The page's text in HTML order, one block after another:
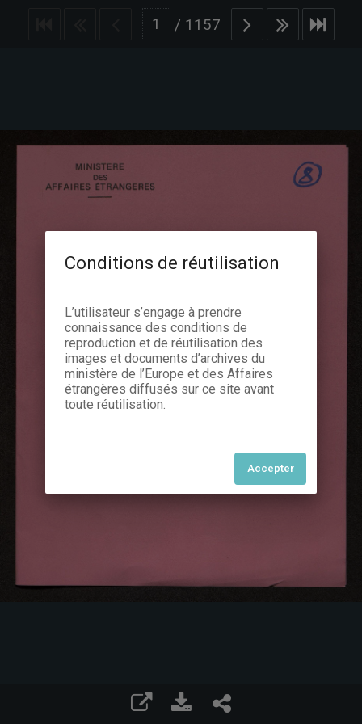
/ 1157
Conditions de réutilisation
L’utilisateur s’engage à prendre
connaissance des conditions de
reproduction et de réutilisation des
images et documents d’archives du
ministère de l’Europe et des Affaires
étrangères diffusés sur ce site avant
toute réutilisation.